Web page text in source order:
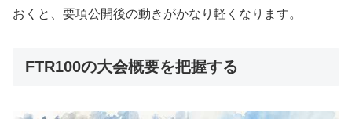
おくと、要項公開後の動きがかなり軽くなります。
FTR100の大会概要を把握する